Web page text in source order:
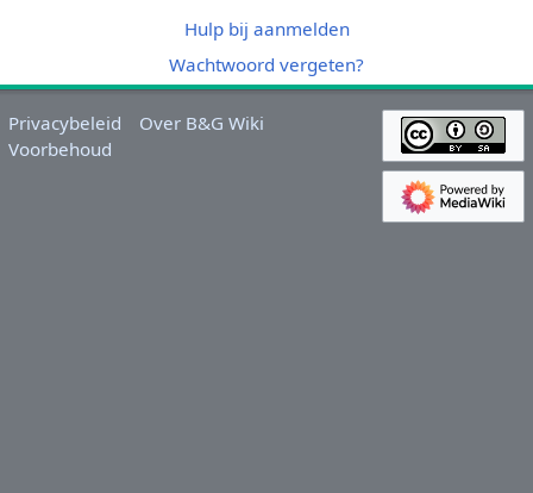
Hulp bij aanmelden
Wachtwoord vergeten?
Privacybeleid
Over B&G Wiki
Voorbehoud